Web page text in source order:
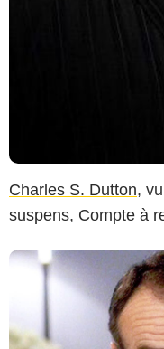
Charles S. Dutton,
suspens, Compte à